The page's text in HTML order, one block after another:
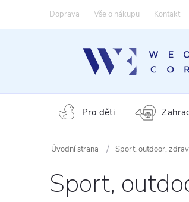
Doprava Vše o nákupu Kontakt
Pro děti
Sport, outdoor,
Sport,